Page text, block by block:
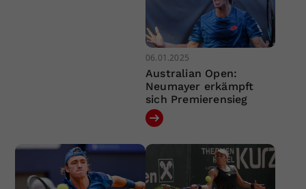
06.01.2025
Australian Open:
Neumayer erkämpft
sich Premierensieg